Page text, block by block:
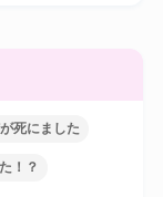
死にました
！？